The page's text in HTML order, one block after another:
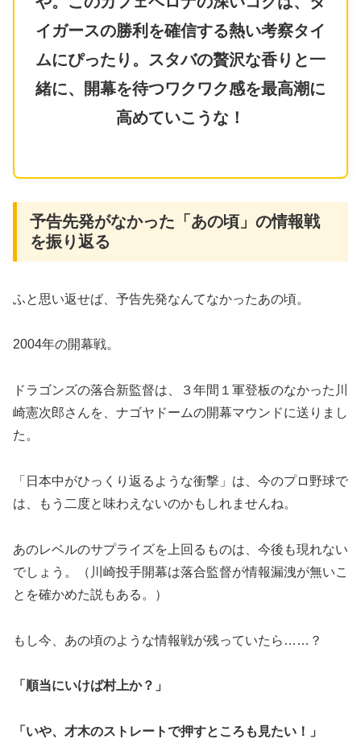
イガースの勝利を確信する熱い考察タイ
ムにぴったり。スタバの贅沢な香りと一
緒に、開幕を待つワクワク感を最高潮に
高めていこうな！
予告先発がなかった「あの頃」の情報戦
を振り返る
​ふと思い返せば、予告先発なんてなかったあの頃。
2004年の開幕戦。
ドラゴンズの落合新監督は、３年間１軍登板のなかった川
崎憲次郎さんを、ナゴヤドームの開幕マウンドに送りまし
た。
「日本中がひっくり返るような衝撃」は、今のプロ野球で
は、もう二度と味わえないのかもしれませんね。
あのレベルのサプライズを上回るものは、今後も現れない
でしょう。（川崎投手開幕は落合監督が情報漏洩が無いこ
とを確かめた説もある。）
​もし今、あの頃のような情報戦が残っていたら……？
「順当にいけば村上か？」
「いや、才木のストレートで押すところも見たい！」